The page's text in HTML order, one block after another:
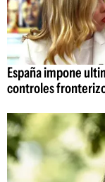
España impone
controles